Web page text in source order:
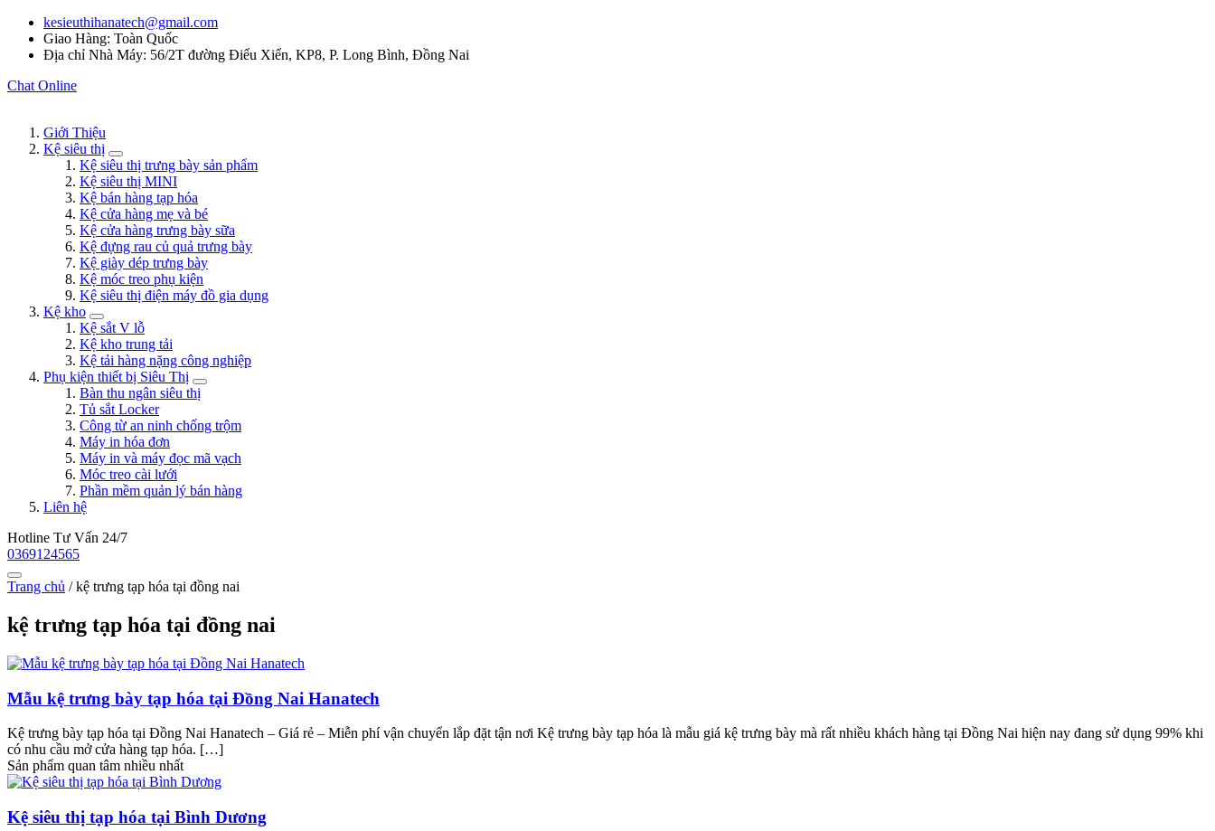
kesieuthihanatech@gmail.com
Giao Hàng: Toàn Quốc
Địa chỉ Nhà Máy: 56/2T đường Điểu Xiển, KP8, P. Long Bình, Đồng Nai
Chat Online
Giới Thiệu
Kệ siêu thị
Kệ siêu thị trưng bày sản phẩm
Kệ siêu thị MINI
Kệ bán hàng tạp hóa
Kệ cửa hàng mẹ và bé
Kệ cửa hàng trưng bày sữa
Kệ đựng rau củ quả trưng bày
Kệ giày dép trưng bày
Kệ móc treo phụ kiện
Kệ siêu thị điện máy đồ gia dụng
Kệ kho
Kệ sắt V lỗ
Kệ kho trung tải
Kệ tải hàng nặng công nghiệp
Phụ kiện thiết bị Siêu Thị
Bàn thu ngân siêu thị
Tủ sắt Locker
Công từ an ninh chống trộm
Máy in hóa đơn
Máy in và máy đọc mã vạch
Móc treo cài lưới
Phần mềm quản lý bán hàng
Liên hệ
Hotline Tư Vấn 24/7
0369124565
Trang chủ /kệ trưng tạp hóa tại đồng nai
kệ trưng tạp hóa tại đồng nai
Mẫu kệ trưng bày tạp hóa tại Đồng Nai Hanatech
Kệ trưng bày tạp hóa tại Đồng Nai Hanatech – Giá rẻ – Miễn phí vận chuyển lắp đặt tận nơi Kệ trưng bày tạp hóa là mẫu giá kệ trưng bày mà rất nhiều khách hàng tại Đồng Nai hiện nay đang sử dụng 99% khi
có nhu cầu mở cửa hàng tạp hóa. […]
Sản phẩm quan tâm nhiều nhất
Kệ siêu thị tạp hóa tại Bình Dương